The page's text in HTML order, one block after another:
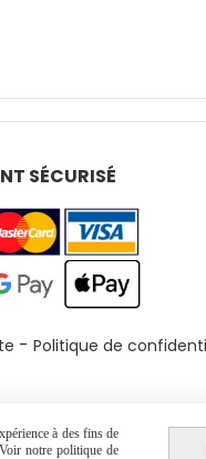
SÉCURISÉ
Politique de
à des fins de
notre politique de